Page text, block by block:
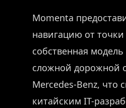
Momenta
навигацию от
собственная
сложной дорожной
Mercedes-Benz, что
китайским IT-